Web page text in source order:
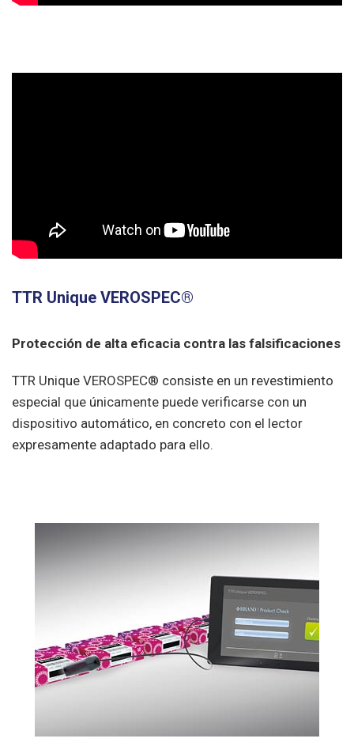
TTR Unique VEROSPEC®
Protección de alta eficacia contra las falsificaciones
TTR Unique VEROSPEC® consiste en un revestimiento
especial que únicamente puede verificarse con un
dispositivo automático, en concreto con el lector
expresamente adaptado para ello.